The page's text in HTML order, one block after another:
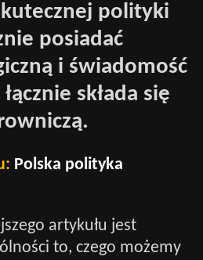
polityki
posiadać
i świadomość
składa się
Polska polityka
artykułu jest
to, czego możemy